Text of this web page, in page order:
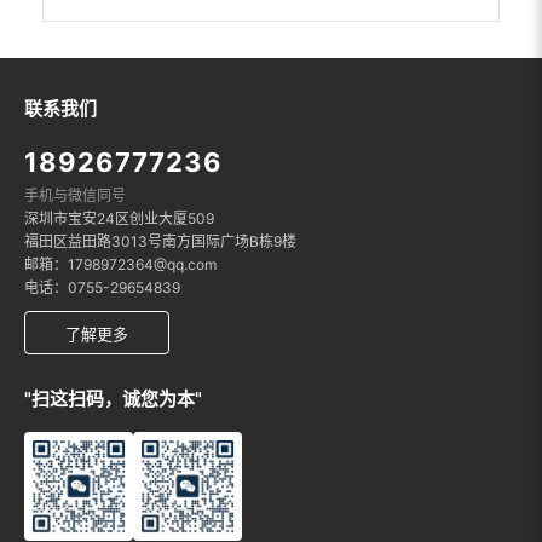
联系我们
18926777236
手机与微信同号
深圳市宝安24区创业大厦509
福田区益田路3013号南方国际广场B栋9楼
邮箱：1798972364@qq.com
电话：0755-29654839
了解更多
"扫这扫码，诚您为本"